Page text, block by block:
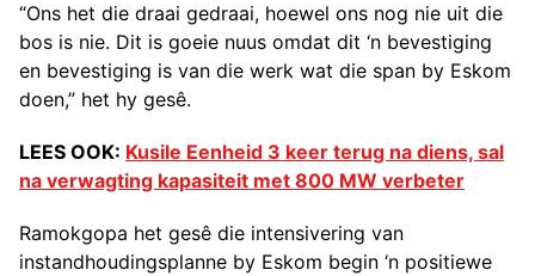
“Ons het die draai gedraai, hoewel ons nog nie uit die
bos is nie. Dit is goeie nuus omdat dit ‘n bevestiging
en bevestiging is van die werk wat die span by Eskom
doen,” het hy gesê.
LEES OOK: Kusile Eenheid 3 keer terug na diens, sal
na verwagting kapasiteit met 800 MW verbeter
Ramokgopa het gesê die intensivering van
instandhoudingsplanne by Eskom begin ‘n positiewe